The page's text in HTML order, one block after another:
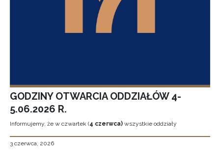
GODZINY OTWARCIA ODDZIAŁÓW 4-
5.06.2026 R.
Informujemy, że w czwartek (4 czerwca) wszystkie oddziały
3 czerwca, 2026